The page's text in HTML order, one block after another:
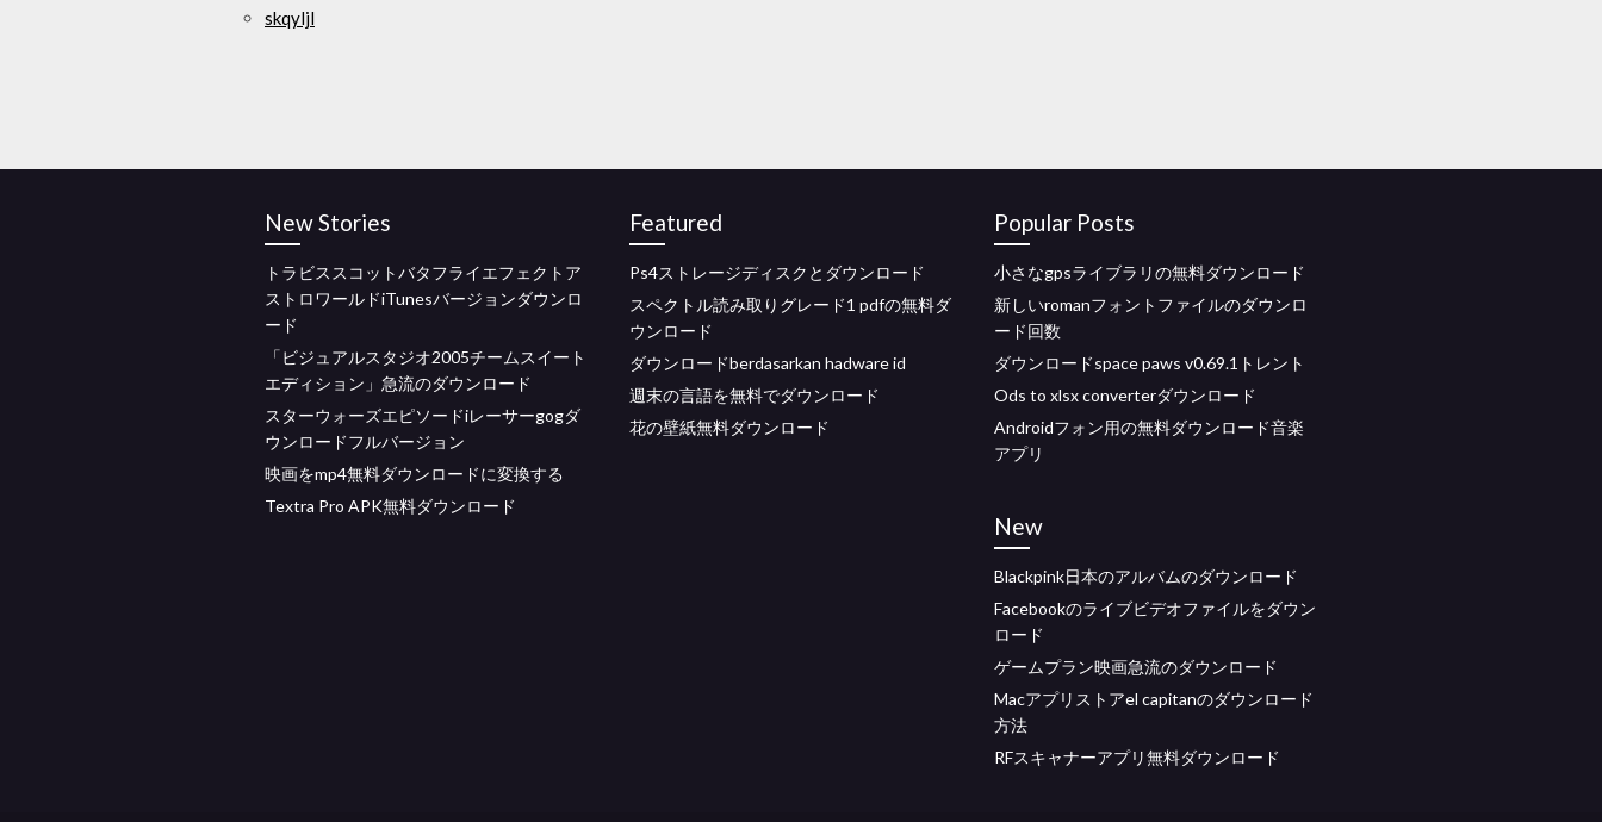
skqyljl
New Stories
トラビススコットバタフライエフェクトア
ストロワールドiTunesバージョンダウンロ
ード
「ビジュアルスタジオ2005チームスイート
エディション」急流のダウンロード
スターウォーズエピソードiレーサーgogダ
ウンロードフルバージョン
映画をmp4無料ダウンロードに変換する
Textra Pro APK無料ダウンロード
Featured
Ps4ストレージディスクとダウンロード
スペクトル読み取りグレード1 pdfの無料ダ
ウンロード
ダウンロードberdasarkan hadware id
週末の言語を無料でダウンロード
花の壁紙無料ダウンロード
Popular Posts
小さなgpsライブラリの無料ダウンロード
新しいromanフォントファイルのダウンロ
ード回数
ダウンロードspace paws v0.69.1トレント
Ods to xlsx converterダウンロード
Androidフォン用の無料ダウンロード音楽
アプリ
New
Blackpink日本のアルバムのダウンロード
Facebookのライブビデオファイルをダウン
ロード
ゲームプラン映画急流のダウンロード
Macアプリストアel capitanのダウンロード
方法
RFスキャナーアプリ無料ダウンロード